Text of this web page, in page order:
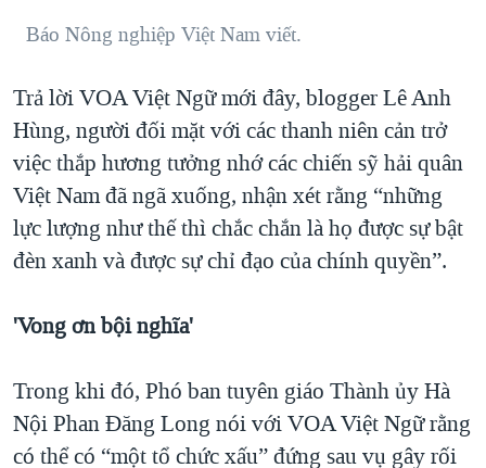
Báo Nông nghiệp Việt Nam viết.
Trả lời VOA Việt Ngữ mới đây, blogger Lê Anh
Hùng, người đối mặt với các thanh niên cản trở
việc thắp hương tưởng nhớ các chiến sỹ hải quân
Việt Nam đã ngã xuống, nhận xét rằng “những
lực lượng như thế thì chắc chắn là họ được sự bật
đèn xanh và được sự chỉ đạo của chính quyền”.
'Vong ơn bội nghĩa'
Trong khi đó, Phó ban tuyên giáo Thành ủy Hà
Nội Phan Đăng Long nói với VOA Việt Ngữ rằng
có thể có “một tổ chức xấu” đứng sau vụ gây rối